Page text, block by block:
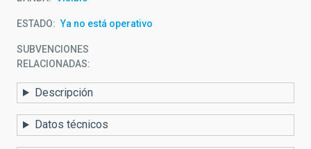
ESTADO Ya no está operativo
SUBVENCIONES
RELACIONADAS:
Descripción
Datos técnicos